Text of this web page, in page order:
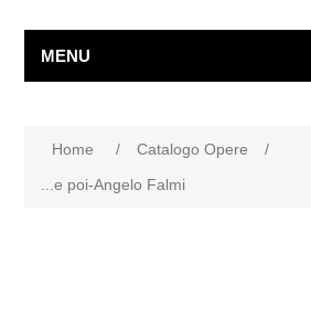
MENU
Home / Catalogo Opere
/
...e poi-Angelo Falmi